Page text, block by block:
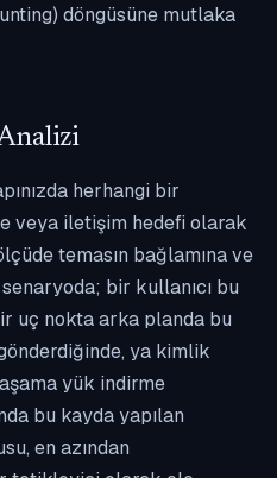
döngüsüne mutlaka
herhangi bir
veya iletişim hedefi olarak
temasın bağlamına ve
bir kullanıcı bu
uç nokta arka planda bu
ya kimlik
aşama yük indirme
bu kayda yapılan
en azından